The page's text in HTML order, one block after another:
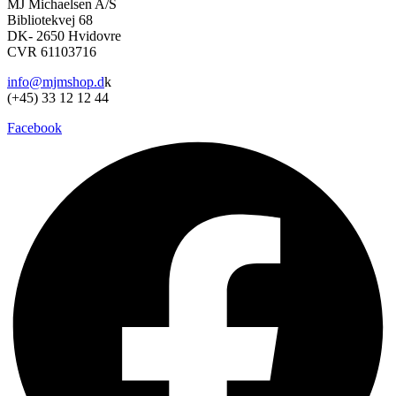
MJ Michaelsen A/S
Bibliotekvej 68
DK- 2650 Hvidovre
CVR 61103716
info@mjmshop.dk
(+45) 33 12 12 44
Facebook